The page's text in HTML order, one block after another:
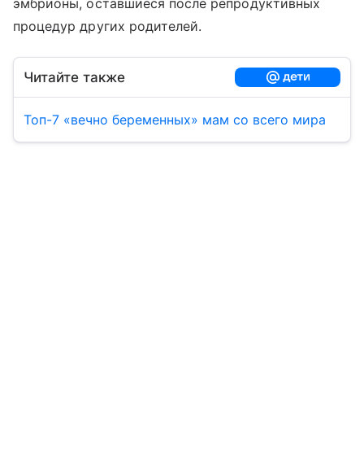
эмбрионы, оставшиеся после репродуктивных
процедур других родителей.
Читайте также
Топ-7 «вечно беременных» мам со всего мира